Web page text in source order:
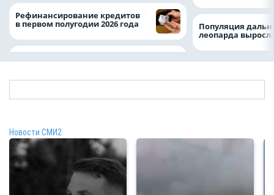
Рефинансирование кредитов
в первом полугодии 2026 года Популяция
леопарда
Новости СМИ2